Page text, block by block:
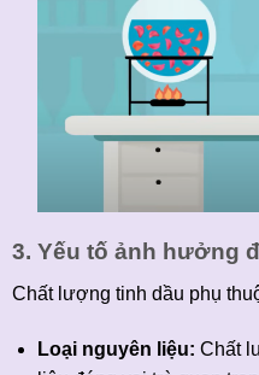
3. Yếu tố ảnh hưởng
Chất lượng tinh dầu phụ
Loại nguyên liệu: Chất